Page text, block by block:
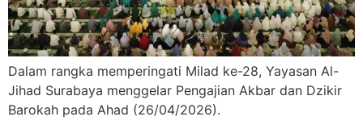
Dalam rangka memperingati Milad ke-28, Yayasan Al-
Jihad Surabaya menggelar Pengajian Akbar dan Dzikir
Barokah pada Ahad (26/04/2026).